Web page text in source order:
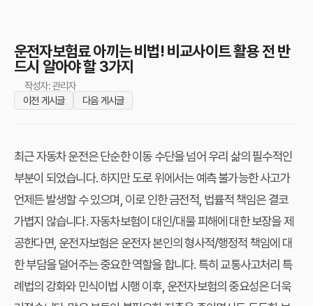
운전자보험료 아끼는 비법! 비교사이트 활용 전 반
드시 알아야 할 3가지
작성자: 관리자
이전 게시글
다음 게시글
최근 자동차 운전은 단순한 이동 수단을 넘어 우리 삶의 필수적인
부분이 되었습니다. 하지만 도로 위에서는 예측 불가능한 사고가
언제든 발생할 수 있으며, 이로 인한 금전적, 법률적 책임은 결코
가볍지 않습니다. 자동차보험이 대인/대물 피해에 대한 보장을 제
공한다면, 운전자보험은 운전자 본인의 형사적/행정적 책임에 대
한 부담을 덜어주는 중요한 역할을 합니다. 특히 교통사고처리 특
례법의 강화와 민식이법 시행 이후, 운전자보험의 중요성은 더욱